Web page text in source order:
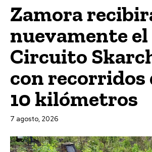
Zamora
nuevamente el
Circuito
con recorridos
10 kilómetros
7 agosto, 2026